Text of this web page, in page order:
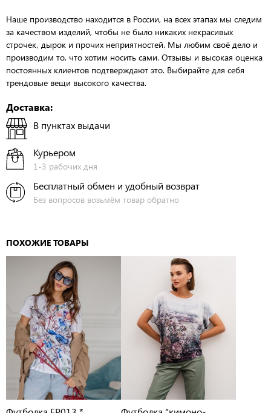
Наше производство находится в России, на всех этапах мы следим
за качеством изделий, чтобы не было никаких некрасивых
строчек, дырок и прочих неприятностей. Мы любим своё дело и
производим то, что хотим носить сами. Отзывы и высокая оценка
постоянных клиентов подтверждают это. Выбирайте для себя
трендовые вещи высокого качества.
Доставка:
В пунктах выдачи
Курьером
1-3 рабочих дня
Бесплатный обмен и удобный возврат
Без вопросов возьмём товар обратно
ПОХОЖИЕ ТОВАРЫ